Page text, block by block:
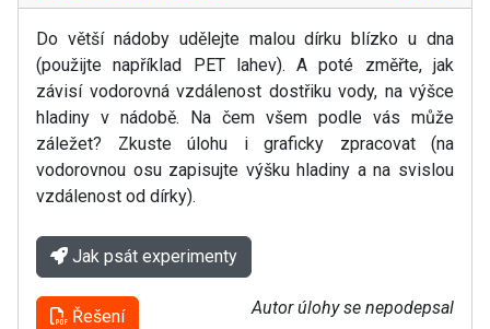
Do větší nádoby udělejte malou dírku blízko u dna
(použijte například PET lahev). A poté změřte, jak
závisí vodorovná vzdálenost dostřiku vody, na výšce
hladiny v nádobě. Na čem všem podle vás může
záležet? Zkuste úlohu i graficky zpracovat (na
vodorovnou osu zapisujte výšku hladiny a na svislou
vzdálenost od dírky).
Jak psát experimenty
Řešení Autor úlohy se nepodepsal